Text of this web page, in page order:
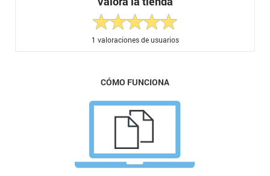
1 valoraciones de usuarios
CÓMO FUNCIONA